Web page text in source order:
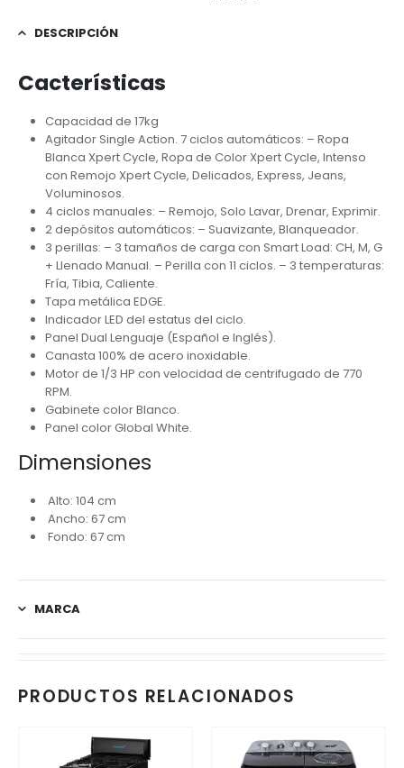
DESCRIPCIÓN
Cacterísticas
Capacidad de 17kg
Agitador Single Action. 7 ciclos automáticos: – Ropa
Blanca Xpert Cycle, Ropa de Color Xpert Cycle, Intenso
con Remojo Xpert Cycle, Delicados, Express, Jeans,
Voluminosos.
4 ciclos manuales: – Remojo, Solo Lavar, Drenar, Exprimir.
2 depósitos automáticos: – Suavizante, Blanqueador.
3 perillas: – 3 tamaños de carga con Smart Load: CH, M, G
+ Llenado Manual. – Perilla con 11 ciclos. – 3 temperaturas:
Fría, Tibia, Caliente.
Tapa metálica EDGE.
Indicador LED del estatus del ciclo.
Panel Dual Lenguaje (Español e Inglés).
Canasta 100% de acero inoxidable.
Motor de 1/3 HP con velocidad de centrifugado de 770
RPM.
Gabinete color Blanco.
Panel color Global White.
Dimensiones
Alto: 104 cm
Ancho: 67 cm
Fondo: 67 cm
MARCA
PRODUCTOS RELACIONADOS